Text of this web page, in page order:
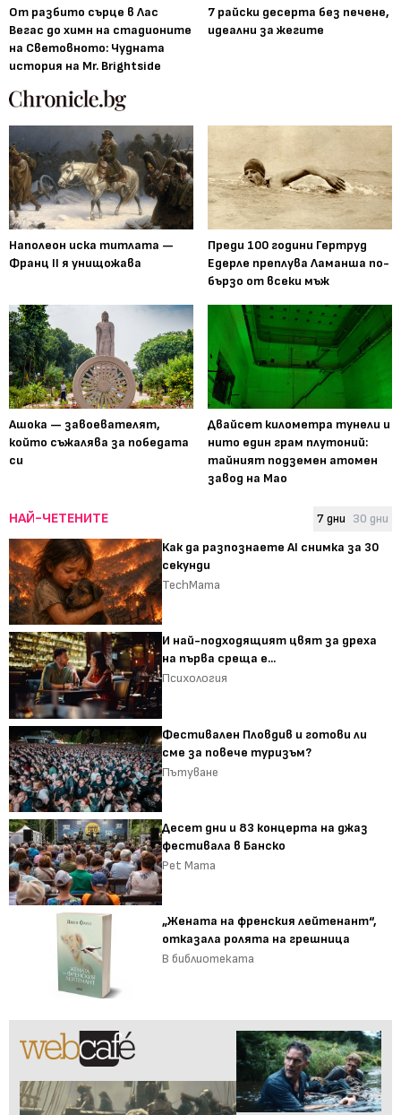
От разбито сърце в Лас
Вегас до химн на стадионите
на Световното: Чудната
история на Mr. Brightside
7 райски десерта без печене,
идеални за жегите
Наполеон иска титлата —
Франц II я унищожава
Преди 100 години Гертруд
Едерле преплува Ламанша по-
бързо от всеки мъж
Ашока — завоевателят,
който съжалява за победата
си
Двайсет километра тунели и
нито един грам плутоний:
тайният подземен атомен
завод на Мао
НАЙ-ЧЕТЕНИТЕ 7 дни 30 дни
Как да разпознаете AI снимка за 30
секунди
TechMama
И най-подходящият цвят за дреха
на първа среща е...
Психология
Фестивален Пловдив и готови ли
сме за повече туризъм?
Пътуване
Десет дни и 83 концерта на джаз
фестивала в Банско
Pet Mama
„Жената на френския лейтенант“,
отказала ролята на грешница
В библиотеката